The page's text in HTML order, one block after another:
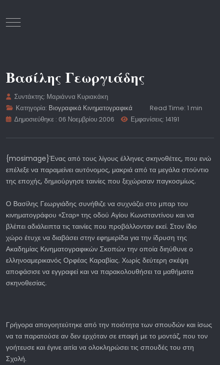
Mobile Menu Toggle
Βασίλης Γεωργιάδης
Συντάκτης: Μαριάννα Κυριακάκη
Κατηγορία: Βιογραφικά Κινηματογραφικά
Read Time: 1 min
Δημοσιεύθηκε : 06 Νοεμβρίου 2006
Εμφανίσεις: 14191
{mosimage}Ένας από τους λίγους έλληνες σκηνοθέτες, που ενώ
επέλεξε να παραμείνει αυτόνομος, μακριά από τα μεγάλα στούντιο
της εποχής, δημιούργησε ταινίες που ξεχώρισαν παγκοσμίως.
Ο Βασίλης Γεωργιάδης συνήθιζε να συχνάζει στο μπαρ του
κινηματογράφου «Σταρ» της οδού Αγίου Κωνσταντίνου και να
βλέπει αδιάλειπτα τις ταινίες που προβάλλονταν εκεί. Στον ίδιο
χώρο έτυχε να διαβάσει στην εφημερίδα για την ίδρυση της
Ακαδημίας Κινηματογραφικών Σκοπών την οποία διηύθυνε ο
ελληνοαμερικανός Ορφέας Καραβίας. Χωρίς δεύτερη σκέψη
αποφάσισε να εγγραφεί και να παρακολουθήσει τα μαθήματα
σκηνοθεσίας.
Γρήγορα απογοητεύτηκε από την ποιότητα των σπουδών και ίσως
να τα παρατούσε αν δεν ερχόταν σε επαφή με το μοντάζ, που τον
γοήτευσε και έγινε αιτία να ολοκληρώσει τις σπουδές του στη
Σχολή.